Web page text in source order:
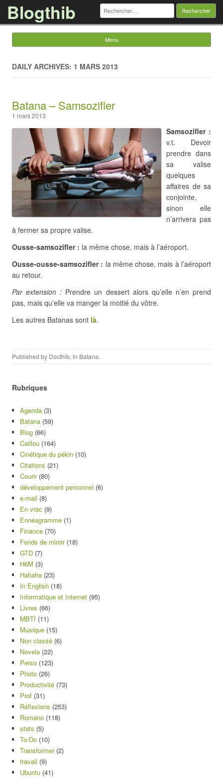
Blogthib Rechercher :
Menu
DAILY ARCHIVES: 1 MARS 2013
Batana – Samsozifler
1 mars 2013
Samsozifler :
v.t. Devoir
prendre dans
sa valise
quelques
affaires de sa
conjointe,
sinon elle
n’arrivera pas
à fermer sa propre valise.
Ousse-samsozifler : la même chose, mais à l’aéroport.
Ousse-ousse-samsozifler : la même chose, mais à l’aéroport
au retour.
Par extension : Prendre un dessert alors qu’elle n’en prend
pas, mais qu’elle va manger la moitié du vôtre.
Les autres Batanas sont là.
Published by Docthib, in Batana.
Rubriques
Agenda (3)
Batana (59)
Blog (66)
Caillou (164)
Cinétique du pékin (10)
Citations (21)
Courir(80)
développement personnel (6)
e-mail (8)
En vrac (9)
Ennéagramme (1)
Finance (70)
Fonds de miroir(18)
GTD (7)
H6M (3)
Hahaha (23)
In English (18)
Informatique et Internet (95)
Livres (66)
MBTI (11)
Musique (15)
Non classé (6)
Novela (22)
Perso (123)
Photo (26)
Productivité (73)
Prof (31)
Réflexions (253)
Romano (118)
stats (5)
To-Do (10)
Transformer(2)
travail (9)
Ubuntu (41)